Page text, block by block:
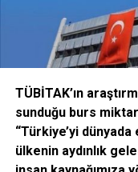
İzmir Emniyeti Mali
Büro Amirliği ekipleri,
operasyonlarından
Sınavı’na girenlerin
almıştı. Sınav
başkalarının yerine
Kamu Personeli Dil
TÜBİTAK’ın
sunduğu burs
“Türkiye’yi
ülkenin aydınlık